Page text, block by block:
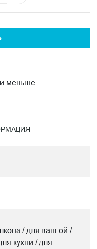
меньше
/ для ванной /
кухни / для